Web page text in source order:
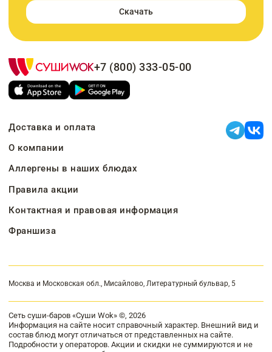
Скачать
+7 (800) 333-05-00
Доставка и оплата
О компании
Аллергены в наших блюдах
Правила акции
Контактная и правовая информация
Франшиза
Москва и Московская обл., Мисайлово, Литературный бульвар, 5
Сеть суши-баров «Суши Wok» ©, 2026
Информация на сайте носит справочный характер. Внешний вид и
состав блюд могут отличаться от представленных на сайте.
Подробности у операторов. Акции и скидки не суммируются и не